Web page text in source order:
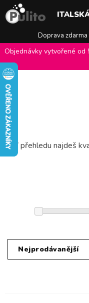
Doprava
Objednávky vytvořené od
E-shop Pulito
V přehledu najdeš
Nejprodávanější